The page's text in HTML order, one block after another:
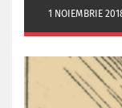
1 NOIEMBRIE